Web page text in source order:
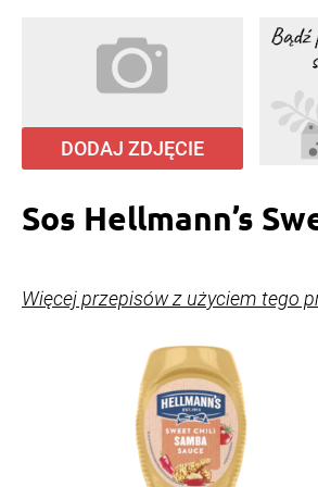
DODAJ ZDJĘCIE
Sos Hellmann’s
Więcej przepisów z użyciem tego